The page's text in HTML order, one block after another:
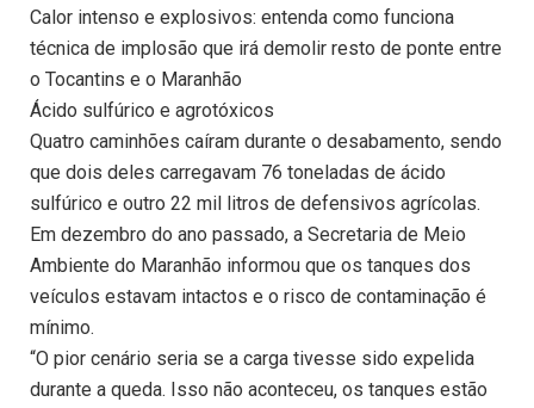
Calor intenso e explosivos: entenda como funciona
técnica de implosão que irá demolir resto de ponte entre
o Tocantins e o Maranhão
Ácido sulfúrico e agrotóxicos
Quatro caminhões caíram durante o desabamento, sendo
que dois deles carregavam 76 toneladas de ácido
sulfúrico e outro 22 mil litros de defensivos agrícolas.
Em dezembro do ano passado, a Secretaria de Meio
Ambiente do Maranhão informou que os tanques dos
veículos estavam intactos e o risco de contaminação é
mínimo.
“O pior cenário seria se a carga tivesse sido expelida
durante a queda. Isso não aconteceu, os tanques estão